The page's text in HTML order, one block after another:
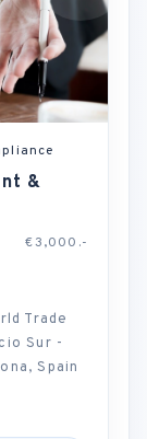
&
€3,000.-
Trade
Sur -
Spain